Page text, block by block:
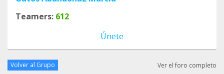
Teamers: 612
Únete
Volver al Grupo Ver el foro completo